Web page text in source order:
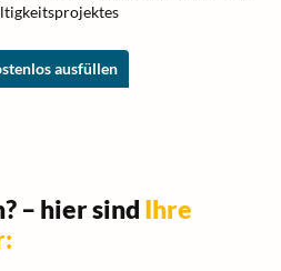
ausfüllen
– hier sind Ihre